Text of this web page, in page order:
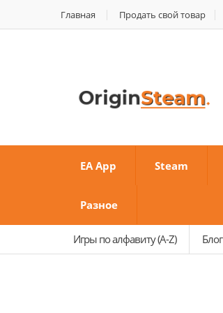
Главная Продать свой товар
EA App Steam
Разное
Игры по алфавиту (A-Z) Блог